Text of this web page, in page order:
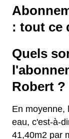
: tout ce
Quels
Robert ?
En moyenne,
eau, c'est-à-
41,40m2 par